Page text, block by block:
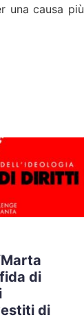
una causa più
di
di